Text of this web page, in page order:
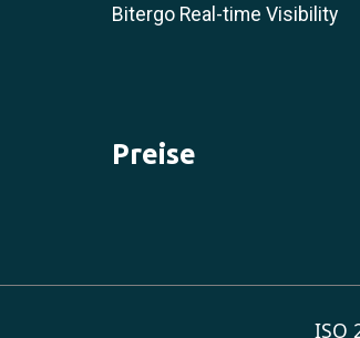
Bitergo Real-time Visibility
Preise
ISO